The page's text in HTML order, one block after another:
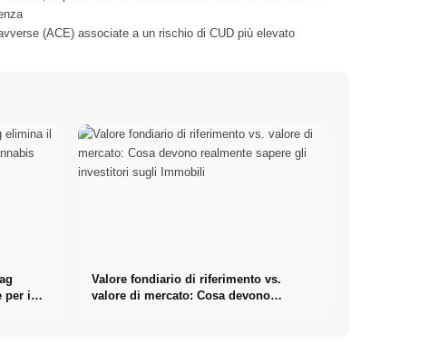
(ACE) associate a un rischio di CUD più elevato
per i
Valore fondiario di riferimento vs.
valore di mercato: Cosa devono